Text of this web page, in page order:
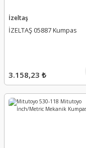
İzeltaş
İZELTAŞ 05887 Kumpas
3.158,23 ₺